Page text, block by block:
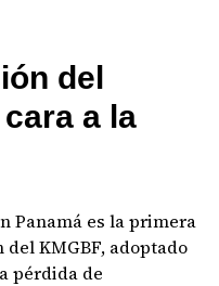
del
a la
Panamá es la primera
KMGBF, adoptado
pérdida de